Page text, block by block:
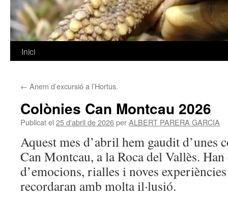
Vés
contingut
Inici
← Anem d’excursió a l’Hortus.
Colònies Can Montcau 2026
Publicat el 25 d'abril de 2026perALBERT PARERA GARCIA
Aquest mes d’abril hem gaudit d’unes
Can Montcau, a la Roca del Vallès.
d’emocions, rialles i noves
recordaran amb molta il·lusió.